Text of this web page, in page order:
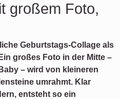
großem Foto,
Geburtstags-Collage als
großes Foto in der Mitte –
– wird von kleineren
umrahmt. Klar
entsteht so ein